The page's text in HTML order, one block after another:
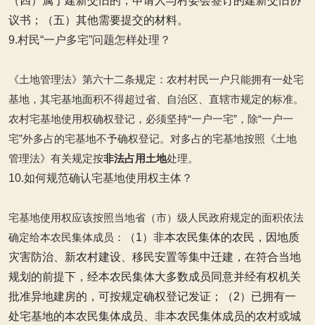
议书；
（五）其他需要提交的材料。
9.村民“一户多宅”问题怎样处理？
《土地管理法》第六十二条规定：农村村民一户只能拥有一处宅
基地，其宅基地面积不得超过省、自治区、直辖市规定的标准。
农村宅基地使用权确权登记，必须坚持“一户一宅”，除“一户一
宅”外多占的宅基地不予确权登记。对多占的宅基地按照《土地
管理法》有关规定按非法占用土地处理。
10.如何规范确认宅基地使用权主体？
宅基地使用权应该按照当地省（市）级人民政府规定的面积依法
确定给本农民集体成员：
（1）非本农民集体的农民，因地质
灾害防治、新农村建设、移民安置等集中迁建，在符合当地
规划的前提下，经本农民集体大多数成员同意并经有权机关
批准异地建房的，可按规定确权登记发证；
（2）已拥有一
处宅基地的本农民集体成员、非本农民集体成员的农村或城